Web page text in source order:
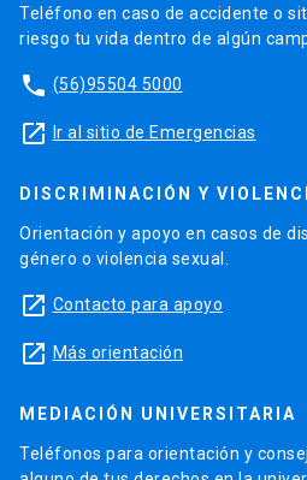
Teléfono en caso de accidente o
riesgo tu vida dentro de algún
phone (56)95504 5000
launch Ir al sitio de Emergencias
DISCRIMINACIÓN Y
Orientación y apoyo en casos de
género o violencia sexual.
launch Contacto para apoyo
launch Más orientación
MEDIACIÓN UNIVERSITARIA
Teléfonos para orientación y